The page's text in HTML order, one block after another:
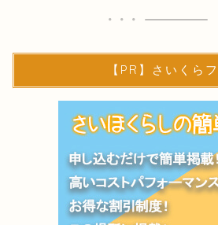
【PR】さいくら